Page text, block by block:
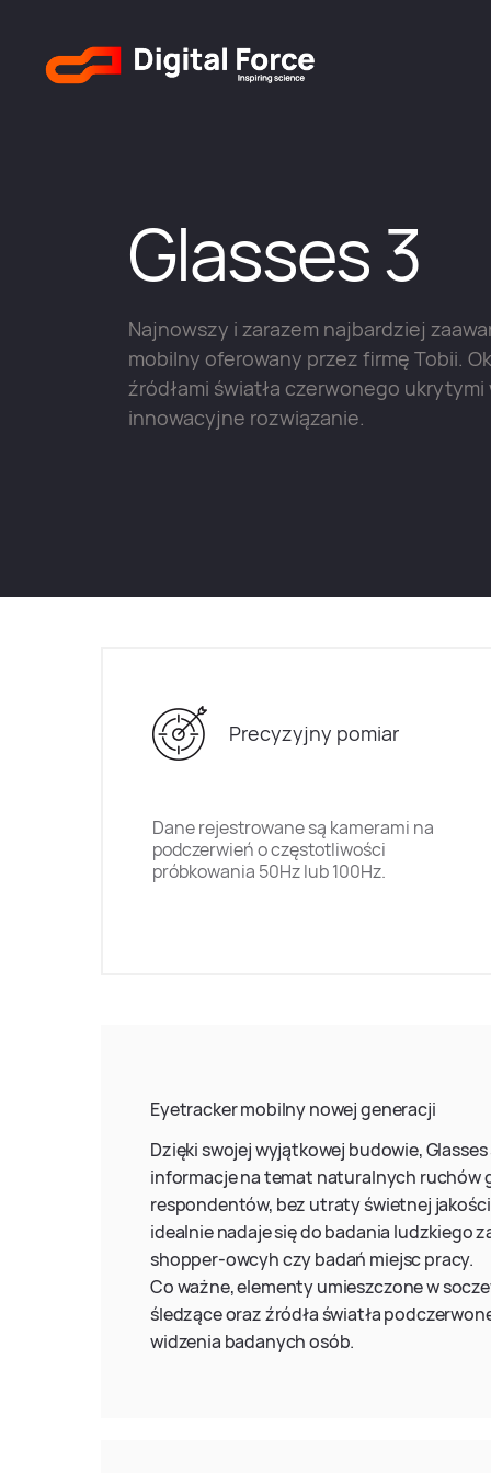
Glasses 3
Najnowszy i zarazem najbardziej
mobilny oferowany przez firmę Tobii.
źródłami światła czerwonego
innowacyjne rozwiązanie.
Precyzyjny pomiar
Dane rejestrowane są kamerami na
podczerwień o częstotliwości
próbkowania 50Hz lub 100Hz.
Eyetracker mobilny nowej generacji
Dzięki swojej wyjątkowej budowie,
informacje na temat naturalnych ruchów
respondentów, bez utraty świetnej
idealnie nadaje się do badania ludzkiego
shopper-owcyh czy badań miejsc pracy.
Co ważne, elementy umieszczone w
śledzące oraz źródła światła
widzenia badanych osób.